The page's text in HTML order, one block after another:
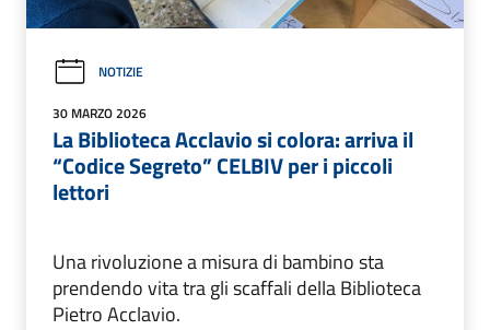
NOTIZIE
30 MARZO 2026
La Biblioteca Acclavio si colora: arriva il
“Codice Segreto” CELBIV per i piccoli
lettori
Una rivoluzione a misura di bambino sta
prendendo vita tra gli scaffali della Biblioteca
Pietro Acclavio.